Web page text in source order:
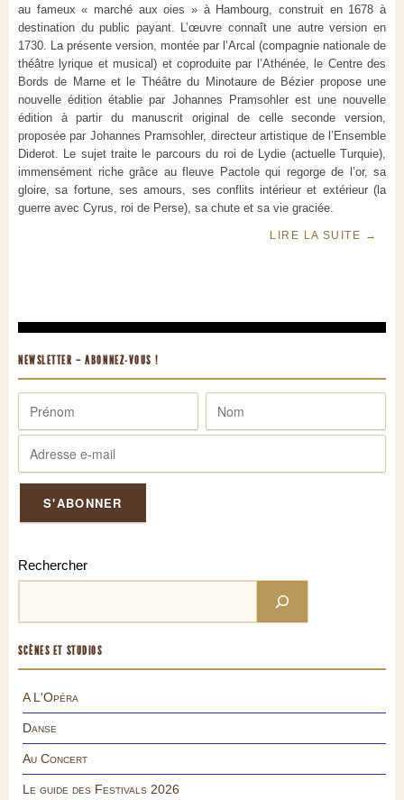
au fameux « marché aux oies » à Hambourg, construit en 1678 à
destination du public payant. L’œuvre connaît une autre version en
1730. La présente version, montée par l’Arcal (compagnie nationale de
théâtre lyrique et musical) et coproduite par l’Athénée, le Centre des
Bords de Marne et le Théâtre du Minotaure de Bézier propose une
nouvelle édition établie par Johannes Pramsohler est une nouvelle
édition à partir du manuscrit original de celle seconde version,
proposée par Johannes Pramsohler, directeur artistique de l’Ensemble
Diderot. Le sujet traite le parcours du roi de Lydie (actuelle Turquie),
immensément riche grâce au fleuve Pactole qui regorge de l’or, sa
gloire, sa fortune, ses amours, ses conflits intérieur et extérieur (la
guerre avec Cyrus, roi de Perse), sa chute et sa vie graciée.
LIRE LA SUITE →
NEWSLETTER – ABONNEZ-VOUS !
Rechercher
SCÈNES ET STUDIOS
A L'Opéra
Danse
Au Concert
Le guide des Festivals 2026